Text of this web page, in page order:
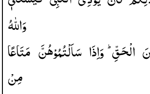
وَاللّٰهُ
الْحَقِّ ؕ وَاِذَا سَاَلْتُمُوْهُنَّ مَتَاعًا
مِنْ